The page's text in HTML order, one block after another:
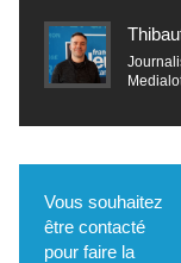
Vous souhaitez
être contacté
pour faire la